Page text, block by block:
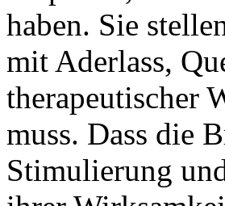
haben. Sie
mit Aderlass,
therapeutischer
muss. Dass die
Stimulierung